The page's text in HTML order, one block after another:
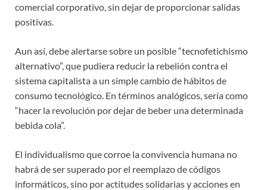
comercial corporativo, sin dejar de proporcionar salidas
positivas.
Aun así, debe alertarse sobre un posible “tecnofetichismo
alternativo”, que pudiera reducir la rebelión contra el
sistema capitalista a un simple cambio de hábitos de
consumo tecnológico. En términos analógicos, sería como
“hacer la revolución por dejar de beber una determinada
bebida cola”.
El individualismo que corroe la convivencia humana no
habrá de ser superado por el reemplazo de códigos
informáticos, sino por actitudes solidarias y acciones en